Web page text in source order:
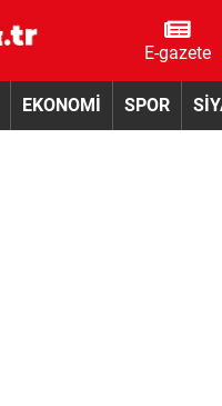
E-gazete
EKONOMİ SPOR